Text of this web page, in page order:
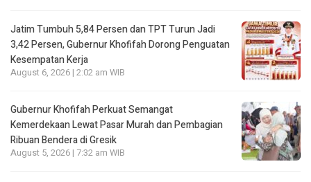
Jatim Tumbuh 5,84 Persen dan TPT Turun Jadi
3,42 Persen, Gubernur Khofifah Dorong Penguatan
Kesempatan Kerja
August 6, 2026 | 2:02 am WIB
Gubernur Khofifah Perkuat Semangat
Kemerdekaan Lewat Pasar Murah dan Pembagian
Ribuan Bendera di Gresik
August 5, 2026 | 7:32 am WIB